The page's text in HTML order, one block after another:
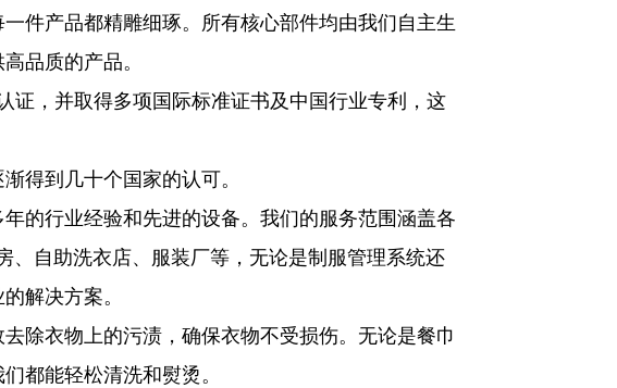
件产品都精雕细琢。所有核心部件均由我们自主生
品质的产品。
证，并取得多项国际标准证书及中国行业专利，这
得到几十个国家的认可。
的行业经验和先进的设备。我们的服务范围涵盖各
、自助洗衣店、服装厂等，无论是制服管理系统还
解决方案。
除衣物上的污渍，确保衣物不受损伤。无论是餐巾
都能轻松清洗和熨烫。